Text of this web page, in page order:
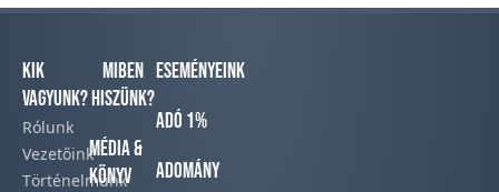
Kik
vagyunk?
Rólunk
Vezetőink
Történelmünk​
Miben
hiszünk?
Média &
Könyv
Eseményeink
Adó 1%
Adomány